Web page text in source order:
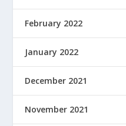
February 2022
January 2022
December 2021
November 2021